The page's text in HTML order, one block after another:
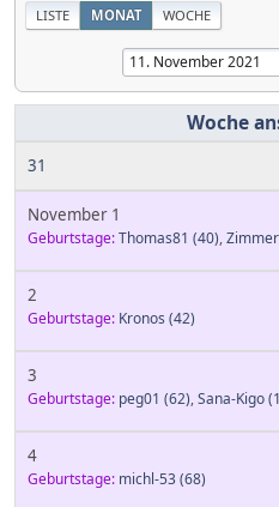
LISTE MONAT WOCHE
31
November 1
Geburtstage:Thomas81 (40),
2
Geburtstage: Kronos (42)
3
Geburtstage: peg01 (62),Sana-Kigo
4
Geburtstage: michl-53(68)